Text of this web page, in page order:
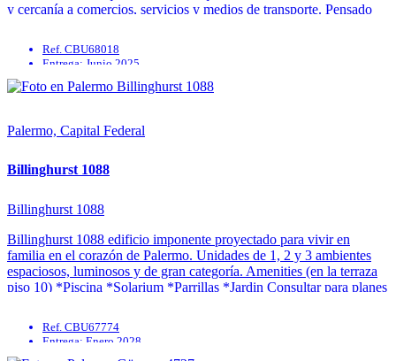
y cercanía a comercios, servicios y medios de transporte. Pensado
Ref. CBU68018
Entrega: Junio 2025
Apto profesional
Palermo, Capital Federal
Billinghurst 1088
Billinghurst 1088
Billinghurst 1088 edificio imponente proyectado para vivir en
familia en el corazón de Palermo. Unidades de 1, 2 y 3 ambientes
espaciosos, luminosos y de gran categoría. Amenities (en la terraza
piso 10) *Piscina *Solarium *Parrillas *Jardin Consultar para planes
Ref. CBU67774
Entrega: Enero 2028